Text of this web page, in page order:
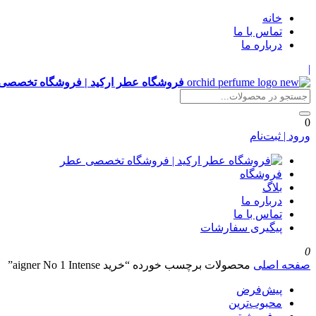
خانه
تماس با ما
درباره ما
|
فروشگاه عطر ارکید | فروشگاه
0
ورود | ثبت‌نام
فروشگاه
بلاگ
درباره ما
تماس با ما
پیگیری سفارشات
0
صفحه اصلی محصولات برچسب خورده “خرید aigner No 1 Intense”
پیش‌فرض
محبوب‌ترین